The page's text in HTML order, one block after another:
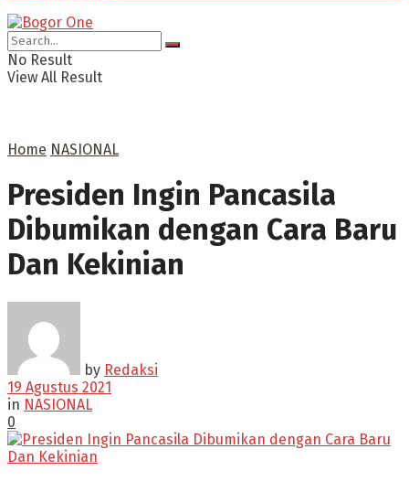
No Result
View All Result
Home NASIONAL
Presiden Ingin Pancasila
Dibumikan dengan Cara Baru
Dan Kekinian
by Redaksi
19 Agustus 2021
in NASIONAL
0